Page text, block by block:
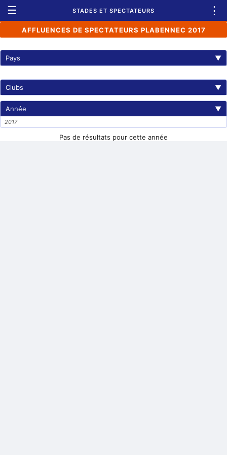
☰ STADES ET SPECTATEURS ⋮
AFFLUENCES DE SPECTATEURS PLABENNEC 2017
Pays ▼
Clubs ▼
Année ▼
2017
Pas de résultats pour cette année